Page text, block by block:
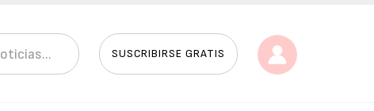
SUSCRIBIRSE GRATIS